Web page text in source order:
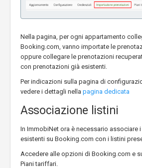
Nella pagina, per ogni appartamento
Booking.com, vanno importate le
oppure collegare le prenotazioni
con prenotazioni già esistenti.
Per indicazioni sulla pagina di
vedere i dettagli nella pagina dedicata
Associazione listini
In ImmobiNet ora è necessario associare
esistenti su Booking.com con i listini
Accedere alle opzioni di Booking.com e
Piani tariffari.